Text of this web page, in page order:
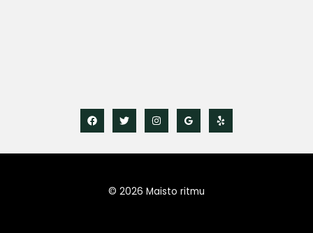
© 2026 Maisto ritmu